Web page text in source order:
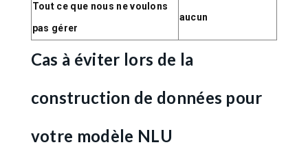
Tout ce que nous ne voulons
pas gérer
aucun
Cas à éviter lors de la
construction de données pour
votre modèle NLU